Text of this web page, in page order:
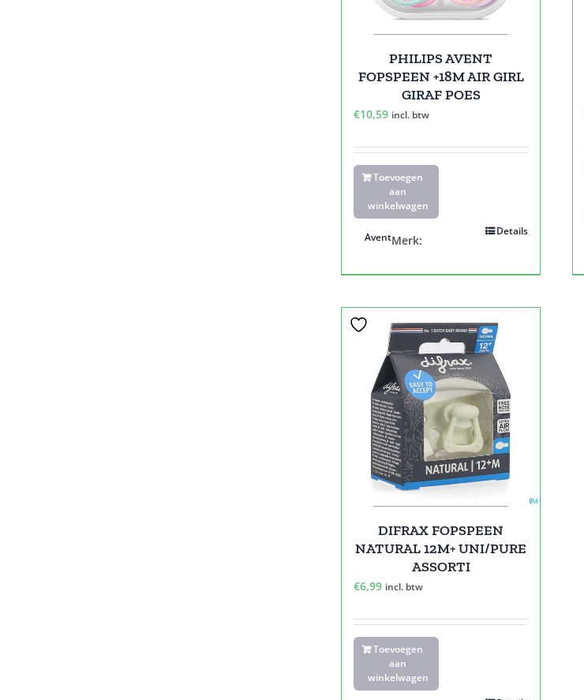
PHILIPS AVENT
FOPSPEEN +18M AIR GIRL
GIRAF POES
€10,59 incl. btw
Toevoegen
aan
winkelwagen
Details
Merk:
Avent
DIFRAX FOPSPEEN
NATURAL 12M+ UNI/PURE
ASSORTI
€6,99 incl. btw
Toevoegen
aan
winkelwagen